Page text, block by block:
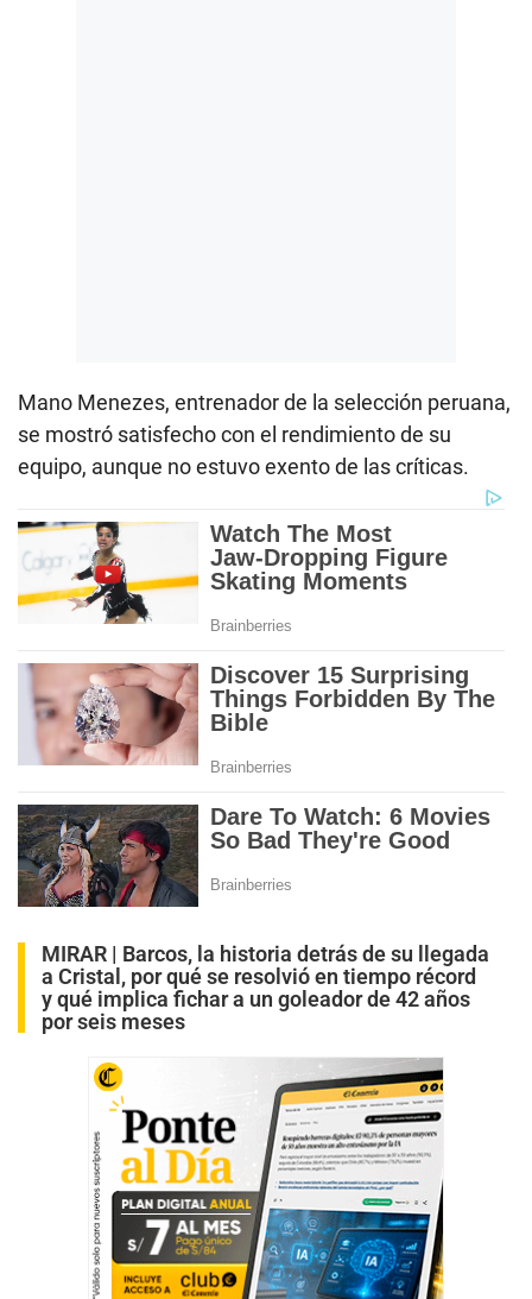
Mano Menezes, entrenador de la selección peruana,
se mostró satisfecho con el rendimiento de su
equipo, aunque no estuvo exento de las críticas.
MIRAR | Barcos, la historia detrás de su llegada
a Cristal, por qué se resolvió en tiempo récord
y qué implica fichar a un goleador de 42 años
por seis meses